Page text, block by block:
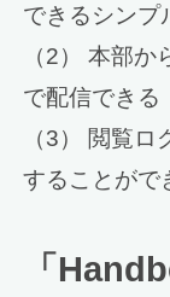
できるシンプ
（2） 本部
で配信できる
（3） 閲覧
することがで
「